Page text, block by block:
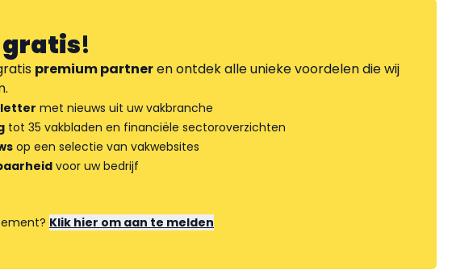
gratis!
premium partneren ontdek alle unieke voordelen die wij
met nieuws uit uw vakbranche
tot 35 vakbladen en financiële sectoroverzichten
op een selectie van vakwebsites
voor uw bedrijf
Klik hier om aan te melden